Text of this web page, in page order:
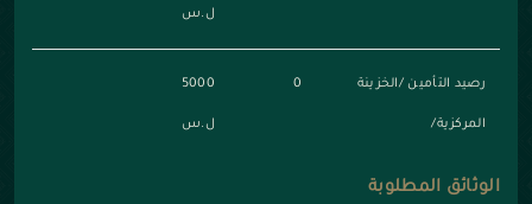
ل.س
رصيد التأمين /الخزينة
المركزية/
0
5000
ل.س
الوثائق المطلوبة